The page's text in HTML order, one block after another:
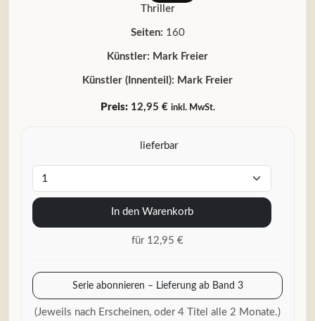
Thriller
Seiten: 160
Künstler: Mark Freier
Künstler (Innenteil): Mark Freier
Preis:12,95 € inkl. MwSt.
lieferbar
In den Warenkorb
für 12,95 €
Serie abonnieren – Lieferung ab Band 3
(Jeweils nach Erscheinen, oder 4 Titel alle 2 Monate.)